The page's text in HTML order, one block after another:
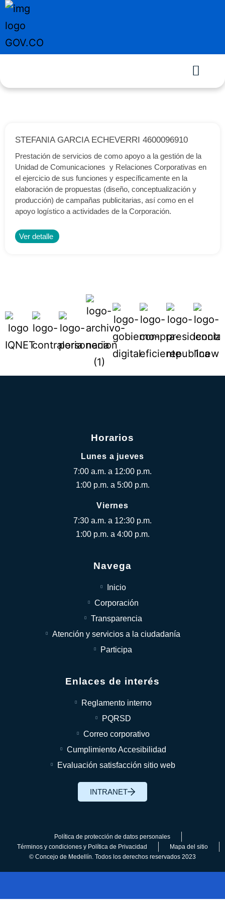
STEFANIA GARCIA ECHEVERRI 4600096910
Prestación de servicios de como apoyo a la gestión de la
Unidad de Comunicaciones y Relaciones Corporativas en
el ejercicio de sus funciones y específicamente en la
elaboración de propuestas (diseño, conceptualización y
producción) de campañas publicitarias, así como en el
apoyo logístico a actividades de la Corporación.
Ver detalle
Horarios
Lunes a jueves
7:00 a.m. a 12:00 p.m.
1:00 p.m. a 5:00 p.m.
Viernes
7:30 a.m. a 12:30 p.m.
1:00 p.m. a 4:00 p.m.
Navega
Inicio
Corporación
Transparencia
Atención y servicios a la ciudadanía
Participa
Enlaces de interés
Reglamento interno
PQRSD
Correo corporativo
Cumplimiento Accesibilidad
Evaluación satisfacción sitio web
INTRANET
Política de protección de datos personales
Términos y condiciones y Política de Privacidad
Mapa del sitio
© Concejo de Medellín. Todos los derechos reservados 2023